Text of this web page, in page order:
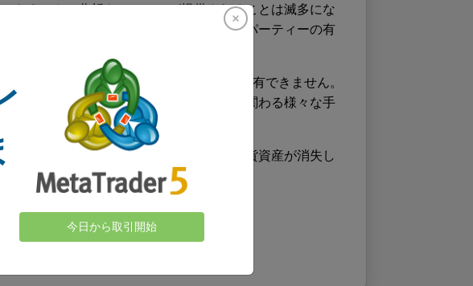
できません。分析やニュースが提供されることは滅多にな
く、そのような情報が必要な場合はサードパーティーの有
多くのウォレットが1種類の仮想通貨しか保有できません。
取引所はビットコインキャッシュの売買に関わる様々な手
数料がかかります。
取引所がハッキングされて、顧客の仮想通貨資産が消失し
てしまったことがあります。
今日から取引開始